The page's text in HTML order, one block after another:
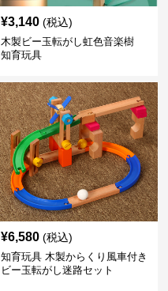
¥3,140 (税込)
木製ビー玉転がし虹色音楽樹
知育玩具
¥6,580 (税込)
知育玩具 木製からくり風車付き
ビー玉転がし迷路セット